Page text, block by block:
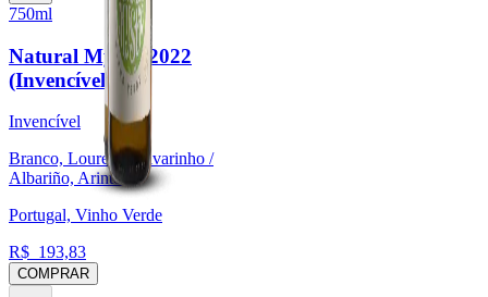
750ml
Natural Mystic 2022
(Invencível)
Invencível
Branco, Loureiro, Alvarinho /
Albariño, Arinto
Portugal, Vinho Verde
R$ 193,83
COMPRAR